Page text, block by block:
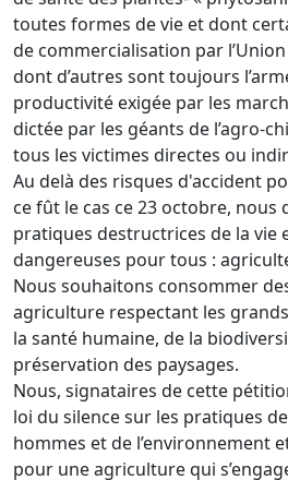
toutes formes de vie et dont
de commercialisation par
dont d’autres sont toujours
productivité exigée par les
dictée par les géants de l’agro-
tous les victimes directes ou
Au delà des risques d'accident
ce fût le cas ce 23 octobre, nous
pratiques destructrices de la vie
dangereuses pour tous :
Nous souhaitons consommer
agriculture respectant les
la santé humaine, de la
préservation des paysages.
Nous, signataires de cette
loi du silence sur les pratiques
hommes et de l’environnement
pour une agriculture qui